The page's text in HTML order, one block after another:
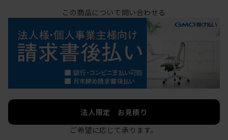
この商品について問い合わせる
法人限定 お見積り
ご希望に応じて承ります。